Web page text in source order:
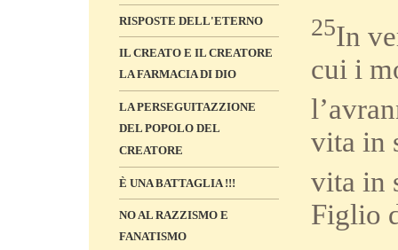
RISPOSTE DELL'ETERNO
IL CREATO E IL CREATORE
LA FARMACIA DI DIO
LA PERSEGUITAZZIONE
DEL POPOLO DEL
CREATORE
È UNA BATTAGLIA !!!
NO AL RAZZISMO E
FANATISMO
25In
cui i
vita in
vita in
Figlio